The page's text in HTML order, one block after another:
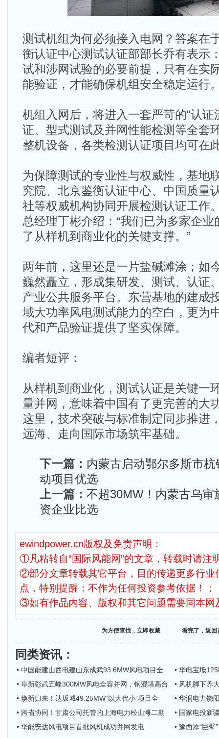
测试机组为何必须接入电网？答案在
衡认证中心测试认证部部长乔有表示
试和涉网试验的必要前提，只有在实
能验证，才能确保机组安全稳定运行
机组入网后，将进入一套严苛的“认证
证、型式测试及并网性能检测等全套
整机设备，各类检测认证项目均可在
为保障测试的专业性与权威性，基地
究院、北京鉴衡认证中心、中国质量
社等权威机构协同开展检测认证工作
总经理丁彬介绍：“我们已为多家企
了从样机到商业化的关键支撑。”
两年前，这里还是一片盐碱滩涂；如
巍然矗立，形成集研发、测试、认证
产业公共服务平台。东营基地的建成
域大功率风电测试能力的空白，更为
代和产品验证提供了坚实保障。
编者短评：​
从样机到商业化，测试认证是关键一
量并网，意味着中国有了更完善的大
这里，技术突破与标准制定同步推进
远海、走向国际市场筑牢基础。
下一篇： 内蒙古启动鄂尔多斯市
动项目优选
上一篇： 不超30MW！内蒙古乌审
资企业比选
ewindpower.cn版权及免责声明：
①凡粘转自“国际风能网”的文章，转载时请注
②部分文章转载其它平台，目的传递更多行业
点，特别提醒：不作为任何投资参考依据！；
③如有作品内容、版权和其它问题需要同本网
为方便查找，立即收藏 看完了，返回
同类资讯 ：
• 中国能建山西电建山东成武93.6MW风电项目全
• 华电宝坻
• 阜新彰武五峰300MW风电全容并网，钢混塔高台
• 风机脚下养
• 焕新归来！达坂城49.25MW“以大代小”项目全
• 华润电力饶
• 跨省协同！甘肃公司托管的上海电力松山滩二期
• 国家电投新
• 华能安达风电项目首批风机成功并网发电
• 豫西添“巨